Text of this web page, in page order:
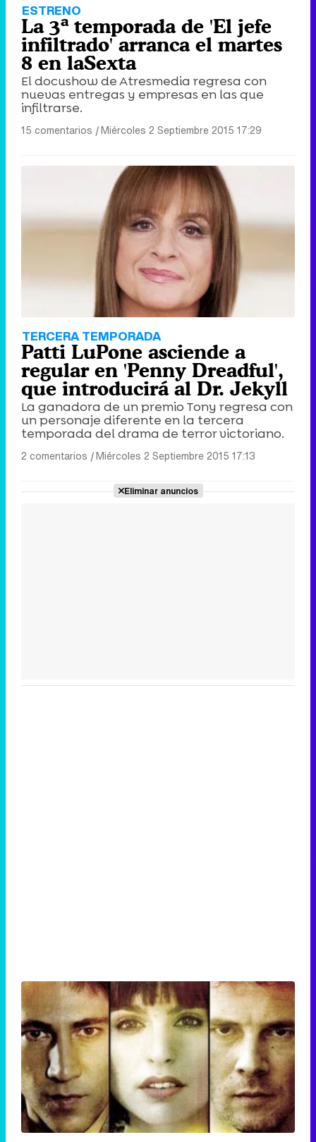
ESTRENO
La 3ª temporada de 'El jefe
infiltrado' arranca el martes
8 en laSexta
El docushow de Atresmedia regresa con
nuevas entregas y empresas en las que
infiltrarse.
15 comentarios |Miércoles 2 Septiembre 2015 17:29
TERCERA TEMPORADA
Patti LuPone asciende a
regular en 'Penny Dreadful',
que introducirá al Dr. Jekyll
La ganadora de un premio Tony regresa con
un personaje diferente en la tercera
temporada del drama de terror victoriano.
2 comentarios |Miércoles 2 Septiembre 2015 17:13
Eliminar anuncios